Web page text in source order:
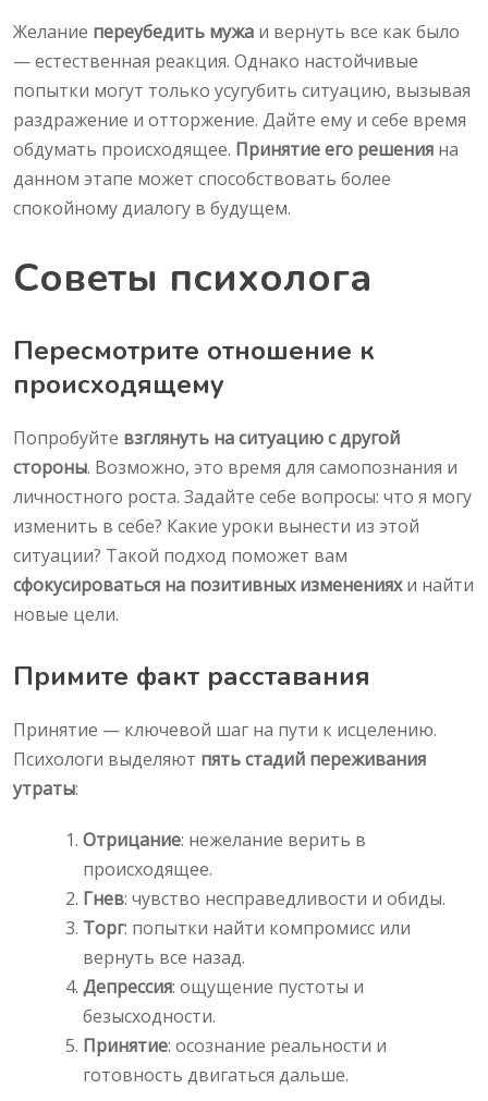
Желание переубедить мужа и вернуть все как было
— естественная реакция. Однако настойчивые
попытки могут только усугубить ситуацию, вызывая
раздражение и отторжение. Дайте ему и себе время
обдумать происходящее. Принятие его решения на
данном этапе может способствовать более
спокойному диалогу в будущем.
Советы психолога
Пересмотрите отношение к
происходящему
Попробуйте взглянуть на ситуацию с другой
стороны. Возможно, это время для самопознания и
личностного роста. Задайте себе вопросы: что я могу
изменить в себе? Какие уроки вынести из этой
ситуации? Такой подход поможет вам
сфокусироваться на позитивных измененияхи найти
новые цели.
Примите факт расставания
Принятие — ключевой шаг на пути к исцелению.
Психологи выделяют пять стадий переживания
утраты:
Отрицание: нежелание верить в
происходящее.
Гнев: чувство несправедливости и обиды.
Торг: попытки найти компромисс или
вернуть все назад.
Депрессия: ощущение пустоты и
безысходности.
Принятие: осознание реальности и
готовность двигаться дальше.